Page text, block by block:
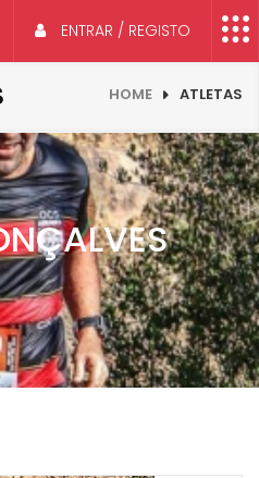
ENTRAR / REGISTO
HOME ATLETAS